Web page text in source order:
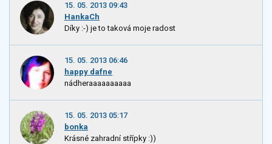
15. 05. 2013 09:43
HankaCh
Díky :-) je to taková moje radost
15. 05. 2013 06:46
happy dafne
nádheraaaaaaaaaa
15. 05. 2013 05:17
bonka
Krásné zahradní střípky :))